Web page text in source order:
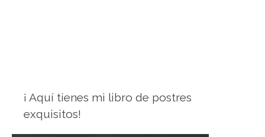
¡ Aquí tienes mi libro de postres
exquisitos!